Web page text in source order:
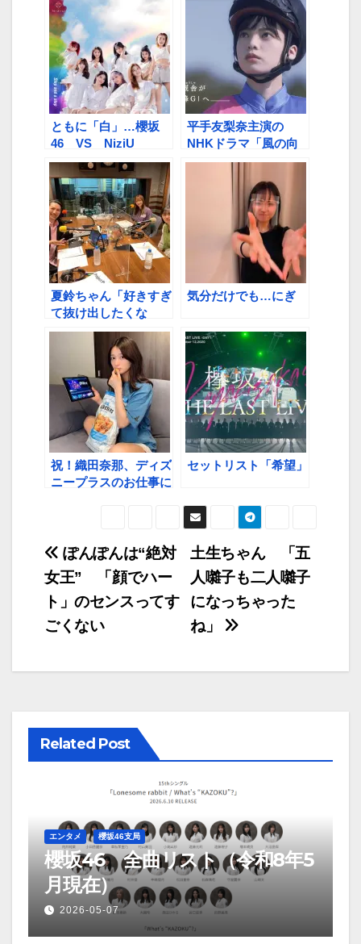
ともに「白」…櫻坂
46 VS NiziU
平手友梨奈主演の
NHKドラマ「風の向
こうへ駆け抜けろ」、
6月24日にDVD＆Blu-
rayが発売
夏鈴ちゃん「好きすぎ
て抜け出したくな
い」 【ほのす、夏鈴
ちゃん、TAKAHIRO
先生の深夜の「ほにょ
ほにょほにょほにょ
～」トーク②】
気分だけでも…にぎ
祝！織田奈那、ディズ
ニープラスのお仕事に
セットリスト「希望」
土生ちゃん 「五
人囃子も二人囃子
になっちゃった
ね」
ぽんぽんは“絶対
女王” 「顔でハー
ト」のセンスってす
ごくない
Related Post
エンタメ 櫻坂46支局
櫻坂46 全曲リスト（令和8年5
月現在）
2026-05-07